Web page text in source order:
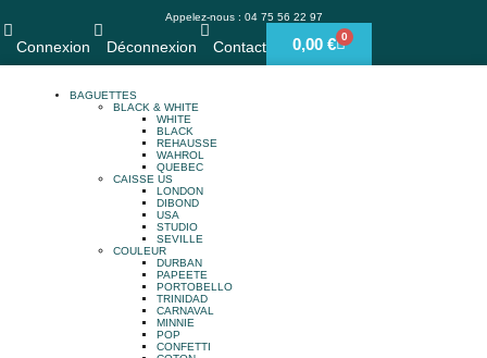
Appelez-nous : 04 75 56 22 97
Connexion Déconnexion Contact 0,00 € 0
BAGUETTES
BLACK & WHITE
WHITE
BLACK
REHAUSSE
WAHROL
QUEBEC
CAISSE US
LONDON
DIBOND
USA
STUDIO
SEVILLE
COULEUR
DURBAN
PAPEETE
PORTOBELLO
TRINIDAD
CARNAVAL
MINNIE
POP
CONFETTI